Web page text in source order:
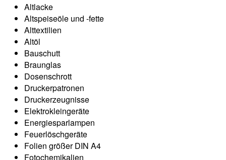
Altlacke
Altspeiseöle und -fette
Alttextilien
Altöl
Bauschutt
Braunglas
Dosenschrott
Druckerpatronen
Druckerzeugnisse
Elektrokleingeräte
Energiesparlampen
Feuerlöschgeräte
Folien größer DIN A4
Fotochemikalien